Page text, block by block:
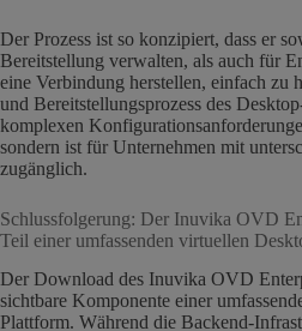
Der Prozess ist so konzipiert, dass er
Bereitstellung verwalten, als auch für
eine Verbindung herstellen, einfach zu
und Bereitstellungsprozess des
komplexen
sondern ist für Unternehmen mit
zugänglich.
Schlussfolgerung: Der Inuvika OVD
Teil einer umfassenden virtuellen
Der Download des Inuvika OVD
sichtbare Komponente einer
Plattform. Während die Backend-